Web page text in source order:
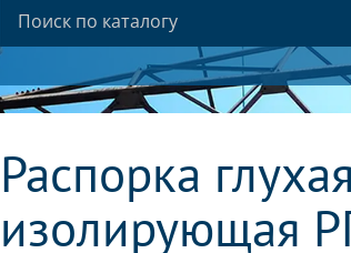
Распорка глухая
изолирующая